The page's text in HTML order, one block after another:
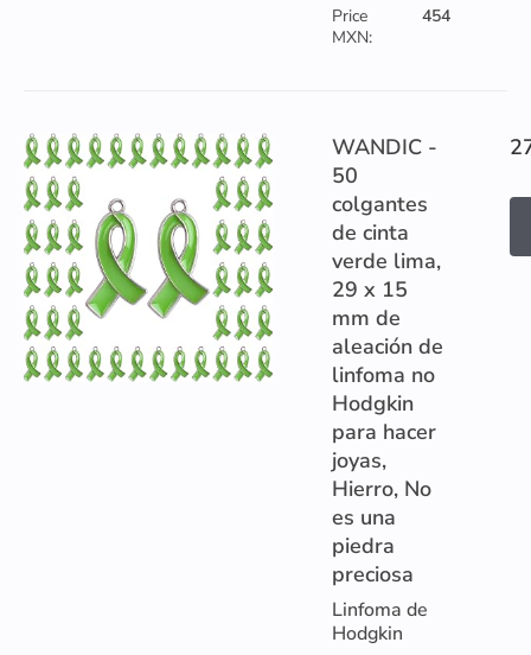
Price
MXN:
454
WANDIC -
50
colgantes
de cinta
verde lima,
29 x 15
mm de
aleación de
linfoma no
Hodgkin
para hacer
joyas,
Hierro, No
es una
piedra
preciosa
Linfoma de
Hodgkin